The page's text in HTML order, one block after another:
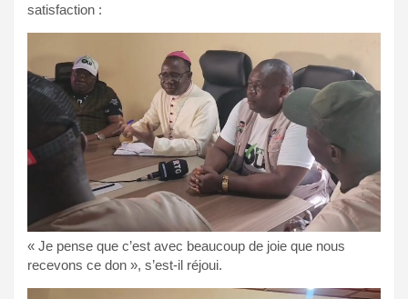
satisfaction :
« Je pense que c’est avec beaucoup de joie que nous
recevons ce don », s’est-il réjoui.